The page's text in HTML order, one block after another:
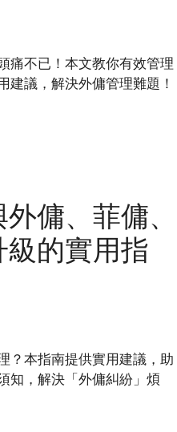
痛不已！本文教你有效管理
議，解決外傭管理難題！
傭、菲傭、
的實用指
？本指南提供實用建議，助
知，解決「外傭糾紛」煩